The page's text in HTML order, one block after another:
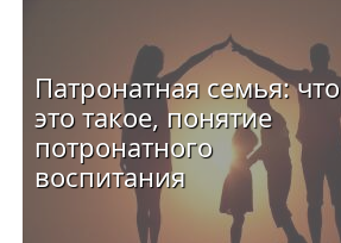
Патронатная семья: что
это такое, понятие
потронатного
воспитания